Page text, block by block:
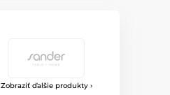
Zobraziť ďalšie produkty ›